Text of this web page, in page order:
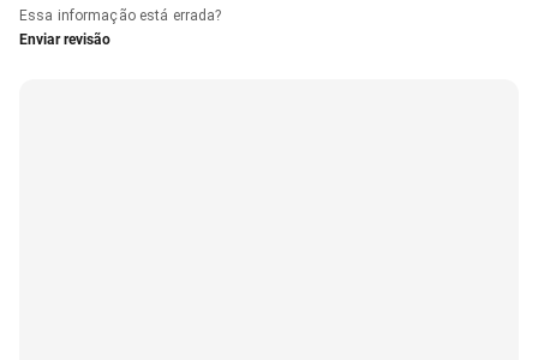
Essa informação está errada?
Enviar revisão